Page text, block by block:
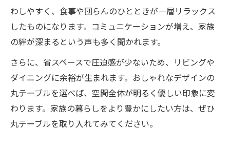
わしやすく、食事や団らんのひとときが一層リラックス
したものになります。コミュニケーションが増え、家族
の絆が深まるという声も多く聞かれます。
さらに、省スペースで圧迫感が少ないため、リビングや
ダイニングに余裕が生まれます。おしゃれなデザインの
丸テーブルを選べば、空間全体が明るく優しい印象に変
わります。家族の暮らしをより豊かにしたい方は、ぜひ
丸テーブルを取り入れてみてください。